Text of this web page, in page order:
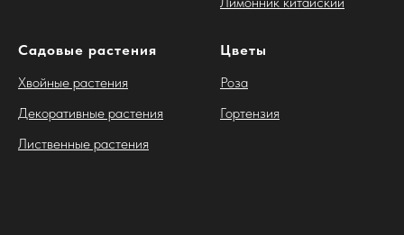
Садовые растения
Хвойные растения
Декоративные растения
Лиственные растения
Цветы
Роза
Гортензия